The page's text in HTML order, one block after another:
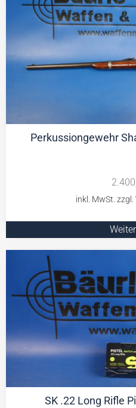
Perkussiongewehr
SK .22 Long Rifle